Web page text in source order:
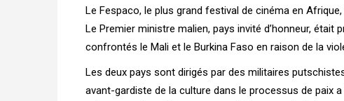
Le Fespaco, le plus grand festival de cinéma en
Le Premier ministre malien, pays invité d’honneur,
confrontés le Mali et le Burkina Faso en raison de la
Les deux pays sont dirigés par des militaires
avant-gardiste de la culture dans le processus de paix